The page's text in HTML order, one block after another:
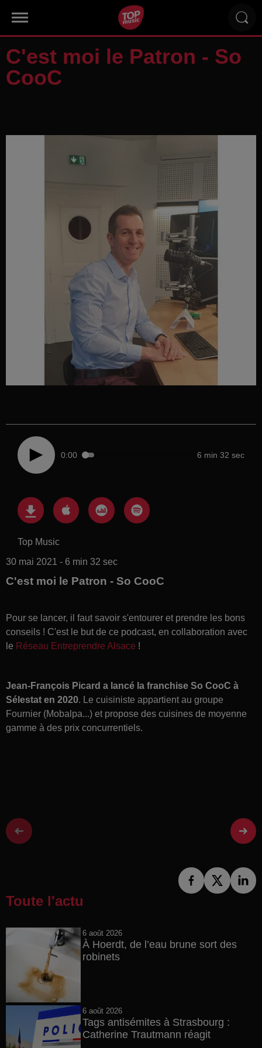
C'est moi le Patron - So
CooC
0:00 6 min 32 sec
Top Music
30 mai 2021 - 6 min 32 sec
C'est moi le Patron - So CooC
Pour se lancer, il faut savoir s'entourer et prendre les bons
conseils ! C'est le but de ce podcast, en collaboration avec
le Réseau Entreprendre Alsace !
Jean-François Picard a lancé la franchise So CooC à
Sélestat en 2020. Le cuisiniste appartient au groupe
Fournier (Mobalpa...) et propose des cuisines de moyenne
gamme à des prix concurrentiels.
Toute l'actu
6 août 2026
À Hoerdt, de l’eau brune sort des
robinets
6 août 2026
Tags antisémites à Strasbourg :
Catherine Trautmann réagit